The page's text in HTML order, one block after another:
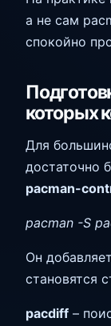
а не сам
спокойно
которых
Для
достаточно
pacman-
pacman -S
Он
становятся
pacdiff –